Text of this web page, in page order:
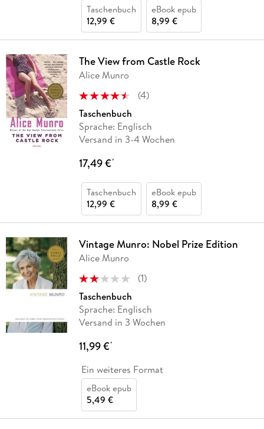
Taschenbuch
12,99 €
eBook epub
8,99 €
The View from Castle Rock
Alice Munro
(4)
Taschenbuch
Sprache: Englisch
Versand in 3-4 Wochen
17,49 €*
Taschenbuch
12,99 €
eBook epub
8,99 €
Vintage Munro: Nobel Prize Edition
Alice Munro
(1)
Taschenbuch
Sprache: Englisch
Versand in 3 Wochen
11,99 €*
Ein weiteres Format
eBook epub
5,49 €